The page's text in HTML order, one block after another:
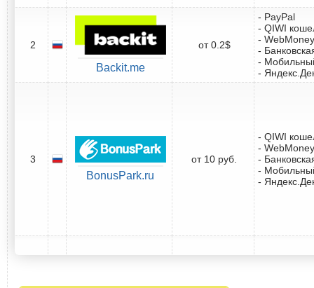
2
Backit.me
от 0.2$
- PayPal
- QIWI
- WebMoney
-
-
-
3
BonusPark.ru
от 10 руб.
- QIWI
- WebMoney
-
-
-